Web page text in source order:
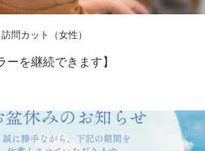
訪問カット（女性）
ーを継続できます】